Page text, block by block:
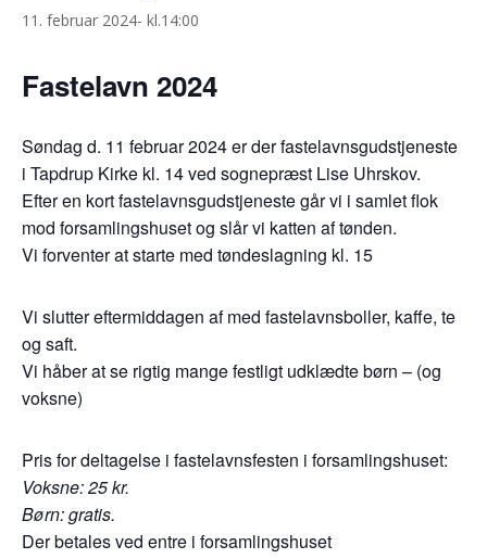
11. februar 2024- kl.14:00
Fastelavn 2024
Søndag d. 11 februar 2024 er der fastelavnsgudstjeneste
i Tapdrup Kirke kl. 14 ved sognepræst Lise Uhrskov.
Efter en kort fastelavnsgudstjeneste går vi i samlet flok
mod forsamlingshuset og slår vi katten af tønden.
Vi forventer at starte med tøndeslagning kl. 15
Vi slutter eftermiddagen af med fastelavnsboller, kaffe, te
og saft.
Vi håber at se rigtig mange festligt udklædte børn – (og
voksne)
Pris for deltagelse i fastelavnsfesten i forsamlingshuset:
Voksne: 25 kr.
Børn: gratis.
Der betales ved entre i forsamlingshuset